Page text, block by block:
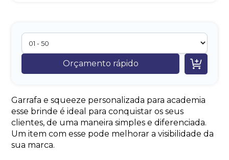
Orçamento rápido 
Garrafa e squeeze personalizada para academia
esse brinde é ideal para conquistar os seus
clientes, de uma maneira simples e diferenciada.
Um item com esse pode melhorar a visibilidade da
sua marca.